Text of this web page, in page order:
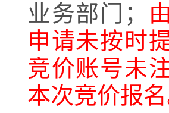
业务部门；
申请未按时
竞价账号未
本次竞价报名